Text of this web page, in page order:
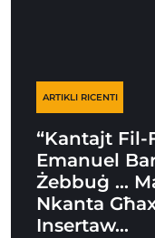
ARTIKLI RICENTI
“Kantajt Fil-
Emanuel
Żebbuġ …
Nkanta
Insertaw…